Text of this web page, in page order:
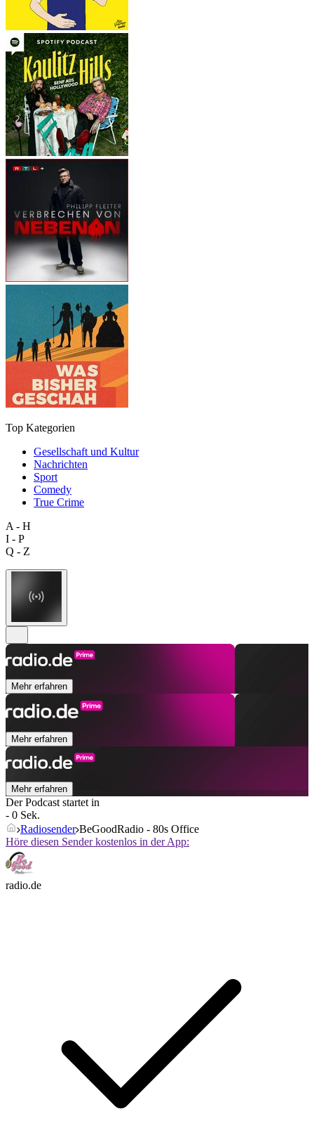
Top Kategorien
Gesellschaft und Kultur
Nachrichten
Sport
Comedy
True Crime
A - H
I - P
Q - Z
Mehr erfahren
Mehr erfahren
Mehr erfahren
Der Podcast startet in
- 0 Sek.
Radiosender BeGoodRadio - 80s Office
Höre diesen Sender kostenlos in der App:
radio.de